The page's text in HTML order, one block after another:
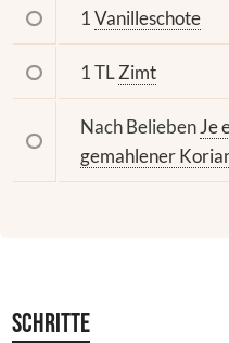
1Vanilleschote
1 TLZimt
Nach BeliebenJe
gemahlener
Schritte